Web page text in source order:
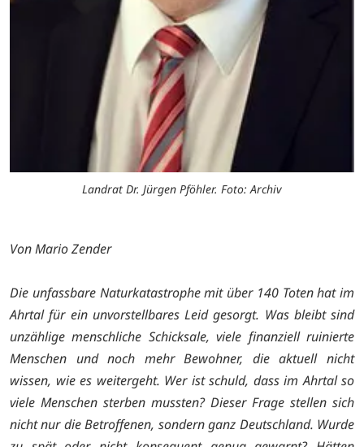
Landrat Dr. Jürgen Pföhler. Foto: Archiv
Von Mario Zender
Die unfassbare Naturkatastrophe mit über 140 Toten hat im
Ahrtal für ein unvorstellbares Leid gesorgt. Was bleibt sind
unzählige menschliche Schicksale, viele finanziell ruinierte
Menschen und noch mehr Bewohner, die aktuell nicht
wissen, wie es weitergeht. Wer ist schuld, dass im Ahrtal so
viele Menschen sterben mussten? Dieser Frage stellen sich
nicht nur die Betroffenen, sondern ganz Deutschland. Wurde